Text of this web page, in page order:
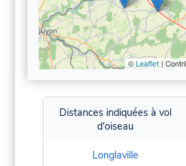
© Leaflet|
Distances indiquées à vol
d'oiseau
Longlaville